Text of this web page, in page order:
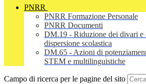
PNRR
PNRR Formazione Personale
PNRR Documenti
DM.19 - Riduzione dei divari e
dispersione scolastica
DM.65 - Azioni di
STEM e multilinguistiche
Campo di ricerca per le pagine del sito